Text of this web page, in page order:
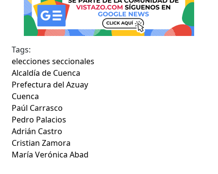
Tags:
elecciones seccionales
Alcaldía de Cuenca
Prefectura del Azuay
Cuenca
Paúl Carrasco
Pedro Palacios
Adrián Castro
Cristian Zamora
María Verónica Abad